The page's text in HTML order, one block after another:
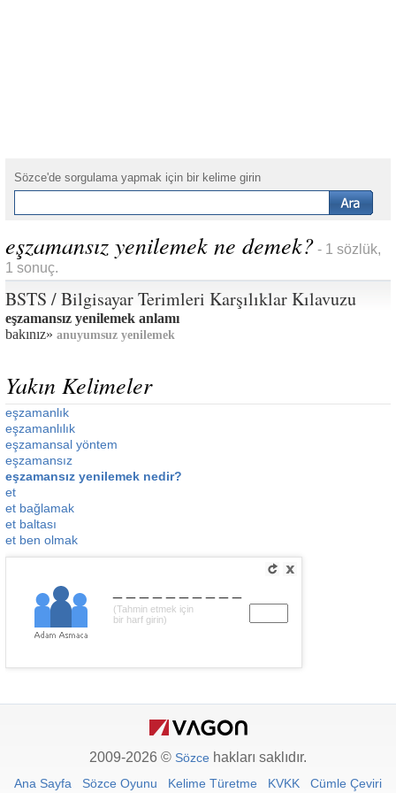
Sözce'de sorgulama yapmak için bir kelime girin
eşzamansız yenilemek ne demek? - 1 sözlük,
1 sonuç.
BSTS / Bilgisayar Terimleri Karşılıklar Kılavuzu
eşzamansız yenilemek anlamı
bakınız» anuyumsuz yenilemek
Yakın Kelimeler
eşzamanlık
eşzamanlılık
eşzamansal yöntem
eşzamansız
eşzamansız yenilemek nedir?
et
et bağlamak
et baltası
et ben olmak
(Tahmin etmek için
bir harf girin)
2009-2026 © Sözce hakları saklıdır.
Ana Sayfa Sözce Oyunu Kelime Türetme KVKK Cümle Çeviri